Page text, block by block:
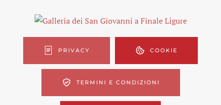
PRIVACY COOKIE
TERMINI E CONDIZIONI